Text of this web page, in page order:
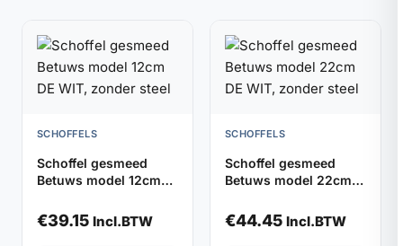
SCHOFFELS
Schoffel gesmeed
Betuws model 12cm
€39.15 Incl.BTW
SCHOFFELS
Schoffel gesmeed
Betuws model 22cm
€44.45 Incl.BTW